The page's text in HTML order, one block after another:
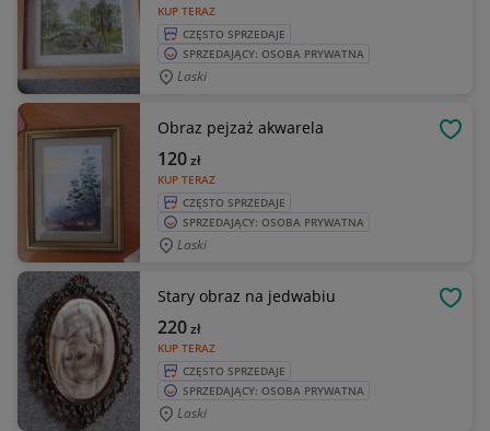
KUP TERAZ
CZĘSTO SPRZEDAJE
SPRZEDAJĄCY: OSOBA PRYWATNA
Laski
Obraz pejzaż akwarela
KUP TERAZ
120zł
CZĘSTO SPRZEDAJE
SPRZEDAJĄCY: OSOBA PRYWATNA
Laski
Stary obraz na jedwabiu
KUP TERAZ
220zł
CZĘSTO SPRZEDAJE
SPRZEDAJĄCY: OSOBA PRYWATNA
Laski